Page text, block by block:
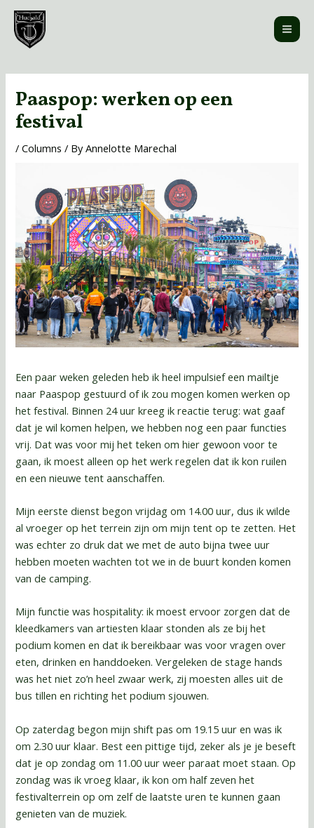
Skip
content
Paaspop: werken op een
festival
/Columns / ByAnnelotte Marechal
Een paar weken geleden heb ik heel impulsief een mailtje
naar Paaspop gestuurd of ik zou mogen komen werken op
het festival. Binnen 24 uur kreeg ik reactie terug: wat gaaf
dat je wil komen helpen, we hebben nog een paar functies
vrij. Dat was voor mij het teken om hier gewoon voor te
gaan, ik moest alleen op het werk regelen dat ik kon ruilen
en een nieuwe tent aanschaffen.
Mijn eerste dienst begon vrijdag om 14.00 uur, dus ik wilde
al vroeger op het terrein zijn om mijn tent op te zetten. Het
was echter zo druk dat we met de auto bijna twee uur
hebben moeten wachten tot we in de buurt konden komen
van de camping.
Mijn functie was hospitality: ik moest ervoor zorgen dat de
kleedkamers van artiesten klaar stonden als ze bij het
podium komen en dat ik bereikbaar was voor vragen over
eten, drinken en handdoeken. Vergeleken de stage hands
was het niet zo’n heel zwaar werk, zij moesten alles uit de
bus tillen en richting het podium sjouwen.
Op zaterdag begon mijn shift pas om 19.15 uur en was ik
om 2.30 uur klaar. Best een pittige tijd, zeker als je je beseft
dat je op zondag om 11.00 uur weer paraat moet staan. Op
zondag was ik vroeg klaar, ik kon om half zeven het
festivalterrein op om zelf de laatste uren te kunnen gaan
genieten van de muziek.